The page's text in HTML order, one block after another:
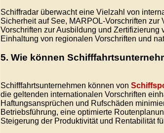
Schiffradar überwacht eine Vielzahl von
Sicherheit auf See, MARPOL-Vorschriften
Vorschriften zur Ausbildung und
Einhaltung von regionalen Vorschriften und
5. Wie können
Schifffahrtsunternehmen können von
die geltenden internationalen Vorschriften
Haftungsansprüchen und Rufschäden
Betriebsführung, eine optimierte
Steigerung der Produktivität und Rentabilität